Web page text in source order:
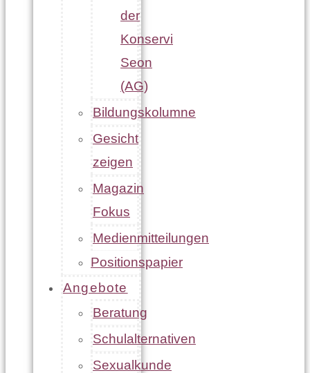
der
Konservi
Seon
(AG)
Bildungskolumne
Gesicht
zeigen
Magazin
Fokus
Medienmitteilungen
Positionspapier
Angebote
Beratung
Schulalternativen
Sexualkunde